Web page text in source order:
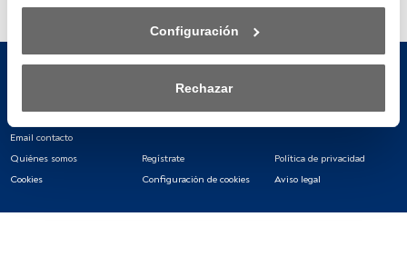
la izquierda de la página web). Tus opciones tendrán
saber más, consulta nuestra política de privacidad.
datos para proporcionar:
activamente las características del dispositivo para su
identificación. Almacenar la información en un dispositivo
Configuración
Rechazar
Email contacto
Quiénes somos
Regístrate
Política de privacidad
Cookies
Configuración de cookies Aviso legal